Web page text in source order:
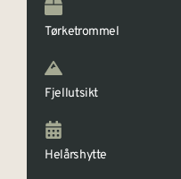
Tørketrommel
Fjellutsikt
Helårshytte